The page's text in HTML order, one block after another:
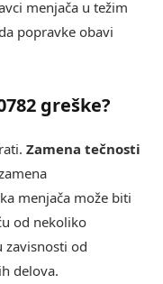
menjača u težim
popravke obavi
greške?
Zamena tečnosti
menjača može biti
od nekoliko
zavisnosti od
delova.